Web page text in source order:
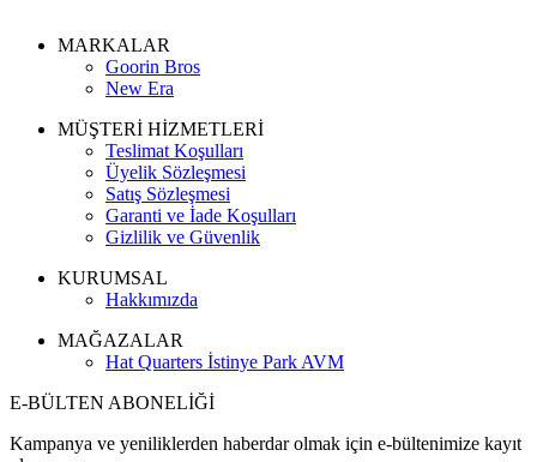
MARKALAR
Goorin Bros
New Era
MÜŞTERİ HİZMETLERİ
Teslimat Koşulları
Üyelik Sözleşmesi
Satış Sözleşmesi
Garanti ve İade Koşulları
Gizlilik ve Güvenlik
KURUMSAL
Hakkımızda
MAĞAZALAR
Hat Quarters İstinye Park AVM
E-BÜLTEN ABONELİĞİ
Kampanya ve yeniliklerden haberdar olmak için e-bültenimize kayıt